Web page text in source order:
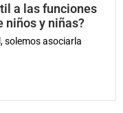
a las funciones
niños y niñas?
solemos asociarla